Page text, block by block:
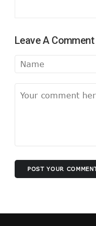
सुलह के रास्ते पर टीएमसी और कांग्रेस!
SPG के हवाले हुआ यूपी !
बिखरने लगा आईएनडीआईए !
पीएम पद से इस्तीफा देंगे मोदी !
योगी की राह पर धामी !
Leave A Comment
POST YOUR